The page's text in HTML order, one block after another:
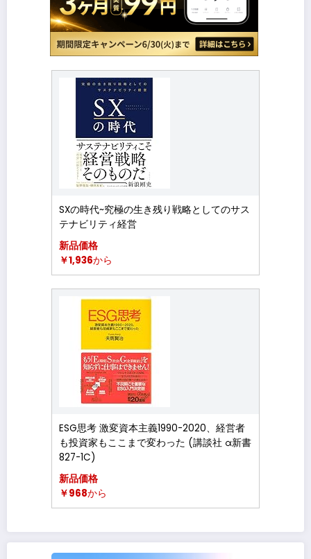
SXの時代~究極の生き残り戦略としてのサス
テナビリティ経営
新品価格
￥1,936から
ESG思考 激変資本主義1990-2020、経営者
も投資家もここまで変わった (講談社 α新書
827-1C)
新品価格
￥968から